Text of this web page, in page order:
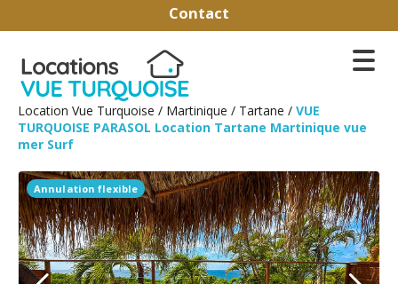
Contact
Location Vue Turquoise / Martinique / Tartane / VUE
TURQUOISE PARASOL Location Tartane Martinique vue
mer Surf
Annulation flexible